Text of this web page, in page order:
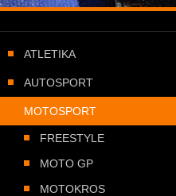
ATLETIKA
AUTOSPORT
MOTOSPORT
FREESTYLE
MOTO GP
MOTOKROS